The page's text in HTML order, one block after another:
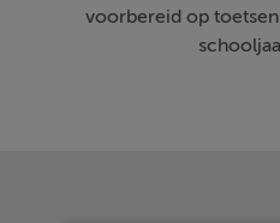
voorbereid op